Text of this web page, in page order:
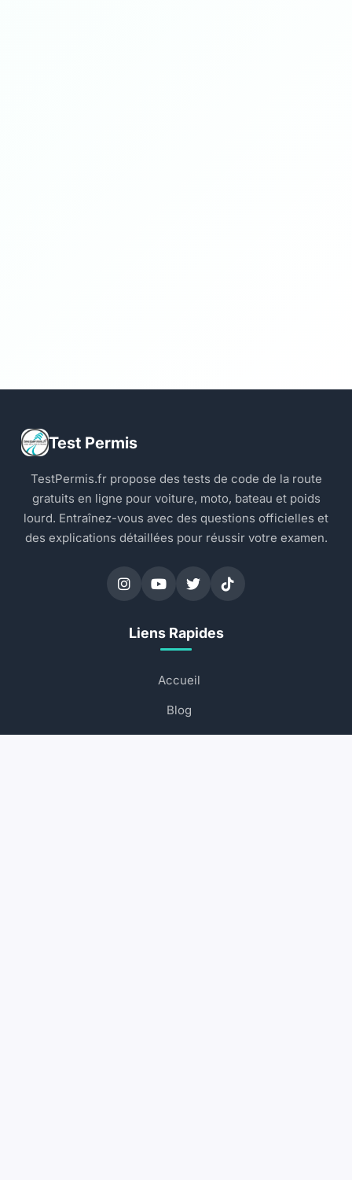
Test Permis
TestPermis.fr propose des tests de code de la route
gratuits en ligne pour voiture, moto, bateau et poids
lourd. Entraînez-vous avec des questions officielles et
des explications détaillées pour réussir votre examen.
Liens Rapides
Accueil
Blog
Commencer